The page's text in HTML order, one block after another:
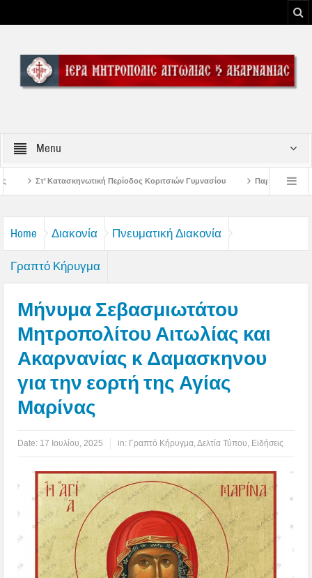
Menu
Κοριτσιών Γυμνασίου Παρακλήσεις πρώτης εβδομάδος
Home Διακονία Πνευματική Διακονία
Γραπτό Κήρυγμα
Μήνυμα Σεβασμιωτάτου
Μητροπολίτου Αιτωλίας και
Ακαρνανίας κ Δαμασκηνου
για την εορτή της Αγίας
Μαρίνας
Date: 17 Ιουλίου, 2025 in: Γραπτό Κήρυγμα ,Δελτία Τύπου Ειδήσεις